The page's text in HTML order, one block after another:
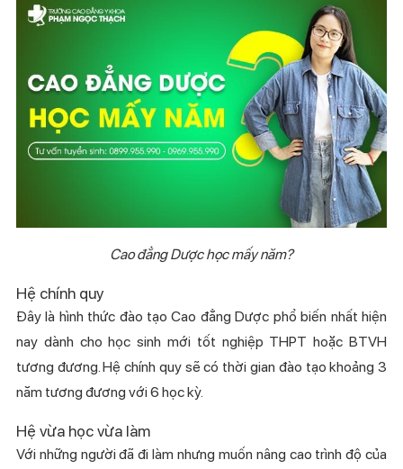
Cao đẳng Dược học mấy năm?
Hệ chính quy
Đây là hình thức đào tạo Cao đẳng Dược phổ biến nhất hiện
nay dành cho học sinh mới tốt nghiệp THPT hoặc BTVH
tương đương. Hệ chính quy sẽ có thời gian đào tạo khoảng 3
năm tương đương với 6 học kỳ.
Hệ vừa học vừa làm
Với những người đã đi làm nhưng muốn nâng cao trình độ của